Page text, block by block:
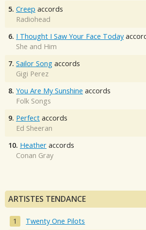
5. Creep accords
Radiohead
6. I Thought I Saw Your Face Today
She and Him
7. Sailor Song accords
Gigi Perez
8. You Are My Sunshine accords
Folk Songs
9. Perfect accords
Ed Sheeran
10. Heather accords
Conan Gray
ARTISTES TENDANCE
Twenty One Pilots